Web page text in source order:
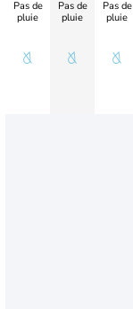
Pas de
pluie
Pas de
pluie
Pas de
pluie